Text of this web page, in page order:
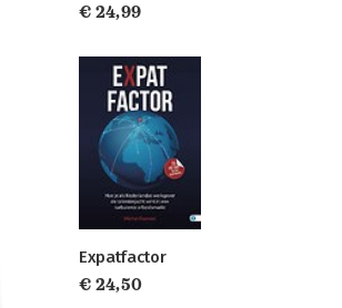
€ 24,99
Expatfactor
€ 24,50